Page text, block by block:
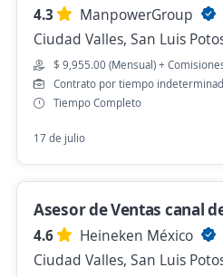
Ya viste todas las ofertas
Estas opciones también
Chofer de Traslado de
San Luis Potosí, San Luis
$ 10,000.00 (Mensual)
Ayer
4.3
ManpowerGroup
Ciudad Valles, San Luis
$ 9,955.00 (Mensual) +
Contrato por tiempo
Tiempo Completo
17 de julio
Asesor de Ventas canal
4.6
Heineken México
Ciudad Valles, San Luis